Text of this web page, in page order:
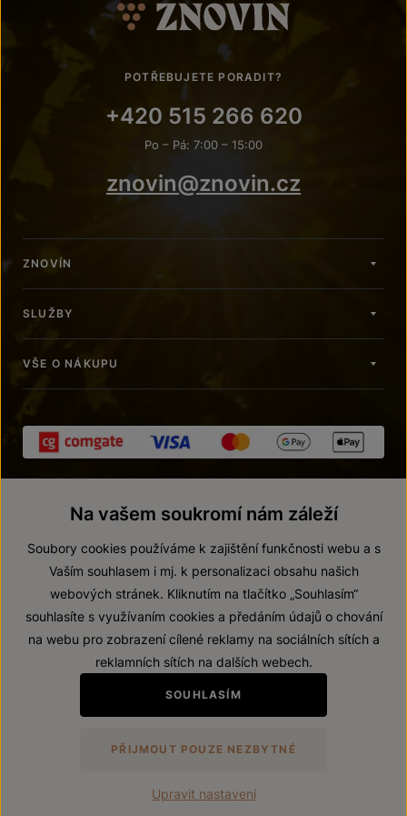
POTŘEBUJETE PORADIT?
+420 515 266 620
Po – Pá: 7:00 – 15:00
znovin@znovin.cz
ZNOVÍN
SLUŽBY
VŠE O NÁKUPU
© 2026 ZNOVÍN ZNOJMO, a. s.
Prohlášení o přístupnosti
Zákaz prodeje alkoholických nápojů osobám mladším 18 let.
VytvořilwebProgress
Na vašem soukromí nám záleží
Soubory cookies používáme k zajištění funkčnosti webu a s
Vaším souhlasem i mj. k personalizaci obsahu našich
webových stránek. Kliknutím na tlačítko „Souhlasím“
souhlasíte s využívaním cookies a předáním údajů o chování
na webu pro zobrazení cílené reklamy na sociálních sítích a
reklamních sítích na dalších webech.
SOUHLASÍM
PŘIJMOUT POUZE NEZBYTNÉ
Upravit nastavení